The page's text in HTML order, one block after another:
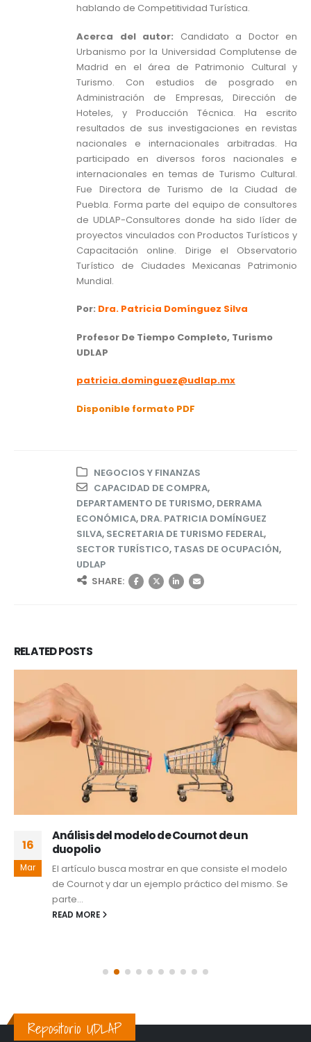
hablando de Competitividad Turística.
Acerca del autor: Candidato a Doctor en
Urbanismo por la Universidad Complutense de
Madrid en el área de Patrimonio Cultural y
Turismo. Con estudios de posgrado en
Administración de Empresas, Dirección de
Hoteles, y Producción Técnica. Ha escrito
resultados de sus investigaciones en revistas
nacionales e internacionales arbitradas. Ha
participado en diversos foros nacionales e
internacionales en temas de Turismo Cultural.
Fue Directora de Turismo de la Ciudad de
Puebla. Forma parte del equipo de consultores
de UDLAP-Consultores donde ha sido líder de
proyectos vinculados con Productos Turísticos y
Capacitación online. Dirige el Observatorio
Turístico de Ciudades Mexicanas Patrimonio
Mundial.
Por: Dra. Patricia Domínguez Silva
Profesor De Tiempo Completo, Turismo
UDLAP
patricia.dominguez@udlap.mx
Disponible formato PDF
NEGOCIOS Y FINANZAS
CAPACIDAD DE COMPRA,
DEPARTAMENTO DE TURISMO, DERRAMA
ECONÓMICA, DRA. PATRICIA DOMÍNGUEZ
SILVA, SECRETARIA DE TURISMO FEDERAL,
SECTOR TURÍSTICO, TASAS DE OCUPACIÓN,
UDLAP
SHARE:
RELATEDPOSTS
16
Mar
Análisis del modelo de Cournot de un
duopolio
El artículo busca mostrar en que consiste el modelo
de Cournot y dar un ejemplo práctico del mismo. Se
parte...
READ MORE
Repositorio UDLAP